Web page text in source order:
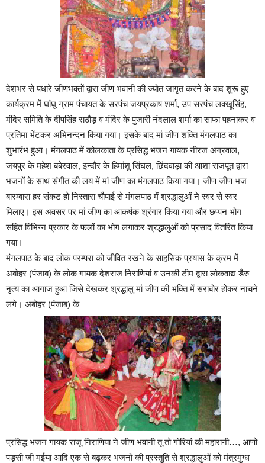
देशभर से पधारे जीणभक्तों द्वारा जीण भवानी की ज्योत जागृत करने के बाद शुरू हुए
कार्यक्रम में घांघू ग्राम पंचायत के सरपंच जयप्रकाष शर्मा, उप सरपंच लक्खूसिंह,
मंदिर समिति के दीपसिंह राठौड़ व मंदिर के पुजारी नंदलाल शर्मा का साफा पहनाकर व
प्रतिमा भेंटकर अभिनन्दन किया गया। इसके बाद मां जीण शक्ति मंगलपाठ का
शुभारंभ हुआ। मंगलपाठ में कोलकाता के प्रसिद्ध भजन गायक नीरज अग्रवाल,
जयपुर के महेश बबेरवाल, इन्दौर के हिमांशु सिंघल, छिंदवाड़ा की आशा राजपूत द्वारा
भजनों के साथ संगीत की लय में मां जीण का मंगलपाठ किया गया। जीण जीण भज
बारम्बारा हर संकट हो निस्तारा चौपाई से मंगलपाठ में श्रद्धालुओं ने स्वर से स्वर
मिलाए। इस अवसर पर मां जीण का आकर्षक श्रंगार किया गया और छप्पन भोग
सहित विभिन्न प्रकार के फलों का भोग लगाकर श्रद्धालुओं को प्रसाद वितरित किया
गया।
मंगलपाठ के बाद लोक परम्परा को जीवित रखने के साहसिक प्रयास के क्रम में
अबोहर (पंजाब) के लोक गायक देशराज निराणियां व उनकी टीम द्वारा लोकवाद्य डैरु
नृत्य का आगाज हुआ जिसे देखकर श्रद्धालु मां जीण की भक्ति में सराबोर होकर नाचने
लगे। अबोहर (पंजाब) के
प्रसिद्ध भजन गायक राजू निराणिया ने जीण भवानी तू तो गोरियां की महारानी…, आणो
पड़सी जी मईया आदि एक से बढ़कर भजनों की प्रस्तुति से श्रद्धालुओं को मंत्रमुग्ध